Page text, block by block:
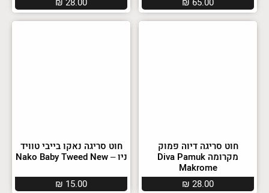
חוט סריגה דיוה פמוק
מקרומה Diva Pamuk
Makrome
₪ 28.00
חוט סריגה נאקו בייבי טוויד
ניו – Nako Baby Tweed New
₪ 15.00